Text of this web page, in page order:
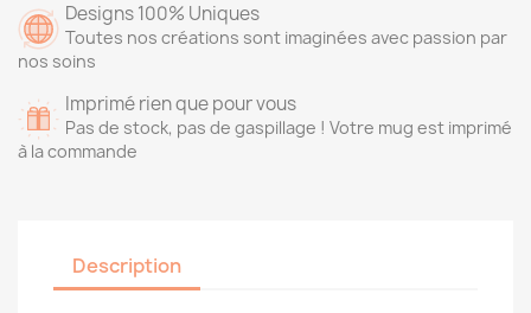
Designs 100% Uniques
Toutes nos créations sont imaginées avec passion par
nos soins
Imprimé rien que pour vous
Pas de stock, pas de gaspillage ! Votre mug est imprimé
à la commande
Description